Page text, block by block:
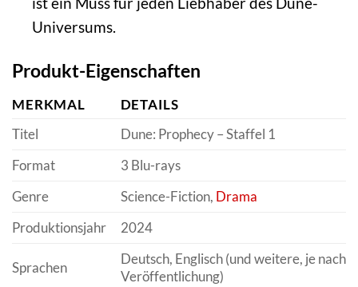
Universums.
Produkt-Eigenschaften
MERKMAL
DETAILS
Titel
Dune: Prophecy – Staffel 1
Format
3 Blu-rays
Genre
Science-Fiction, Drama
Produktionsjahr
2024
Sprachen
Deutsch, Englisch (und weitere, je nach
Veröffentlichung)